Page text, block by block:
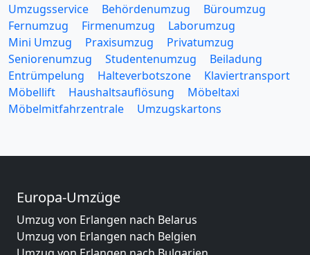
Umzugsservice Behördenumzug
Büroumzug
Fernumzug
Firmenumzug
Laborumzug
Mini Umzug
Praxisumzug
Privatumzug
Seniorenumzug
Studentenumzug
Beiladung
Entrümpelung
Halteverbotszone
Klaviertransport
Möbellift
Haushaltsauflösung
Möbeltaxi
Möbelmitfahrzentrale
Umzugskartons
Europa-Umzüge
Umzug von Erlangen nach Belarus
Umzug von Erlangen nach Belgien